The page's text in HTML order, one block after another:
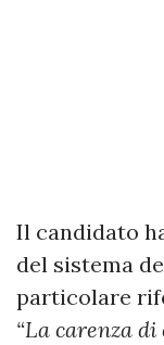
Il candidato
del sistema
particolare
“La carenza